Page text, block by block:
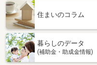
住まいのコラム
暮らしのデータ
(補助金・助成金情報)